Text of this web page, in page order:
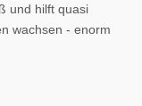
und hilft quasi
wachsen - enorm